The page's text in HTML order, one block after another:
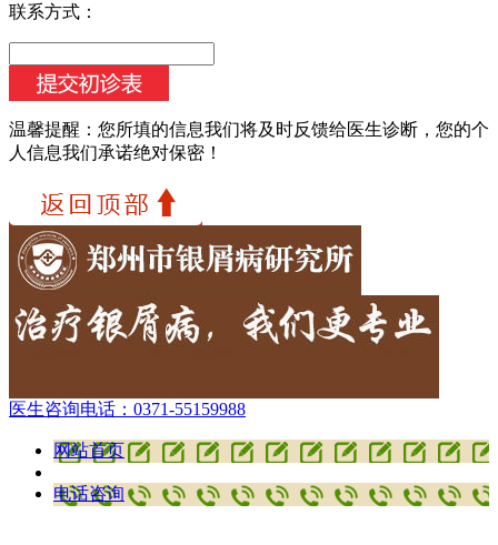
联系方式：
温馨提醒： 您所填的信息我们将及时反馈给医生诊断，您的个
人信息我们承诺绝对保密！
医生咨询电话： 0371-55159988
网站首页
电话咨询